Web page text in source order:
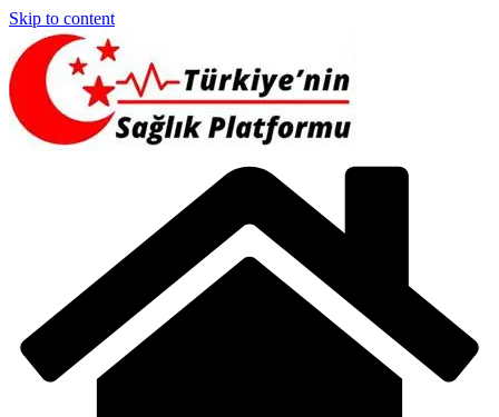
Skip to content